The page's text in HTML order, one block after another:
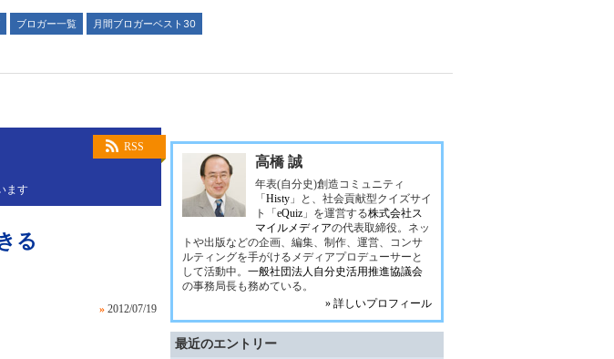
ブロガー一覧
月間ブロガーベスト30
RSS
ます
る
» 2012/07/19
高橋 誠
年表(自分史)創造コミュニティ
「 Histy 」と、社会貢献型クイズサイ
ト「 eQuiz 」を運営する株式会社ス
マイルメディアの代表取締役。ネッ
トや出版などの企画、編集、制作、運営、コンサ
ルティングを手がけるメディアプロデューサーと
して活動中。 一般社団法人自分史活用推進協議会
の事務局長も務めている。
» 詳しいプロフィール
最近のエントリー